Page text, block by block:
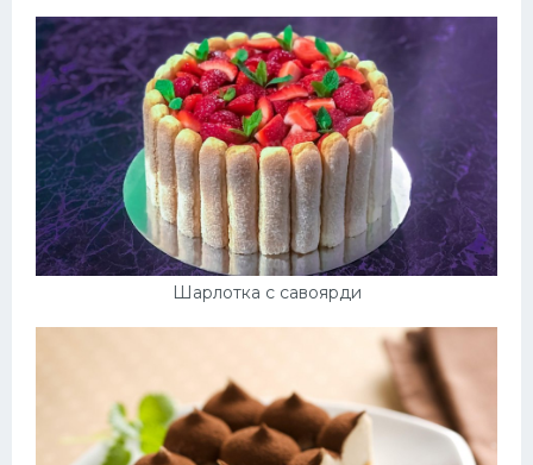
Шарлотка с савоярди